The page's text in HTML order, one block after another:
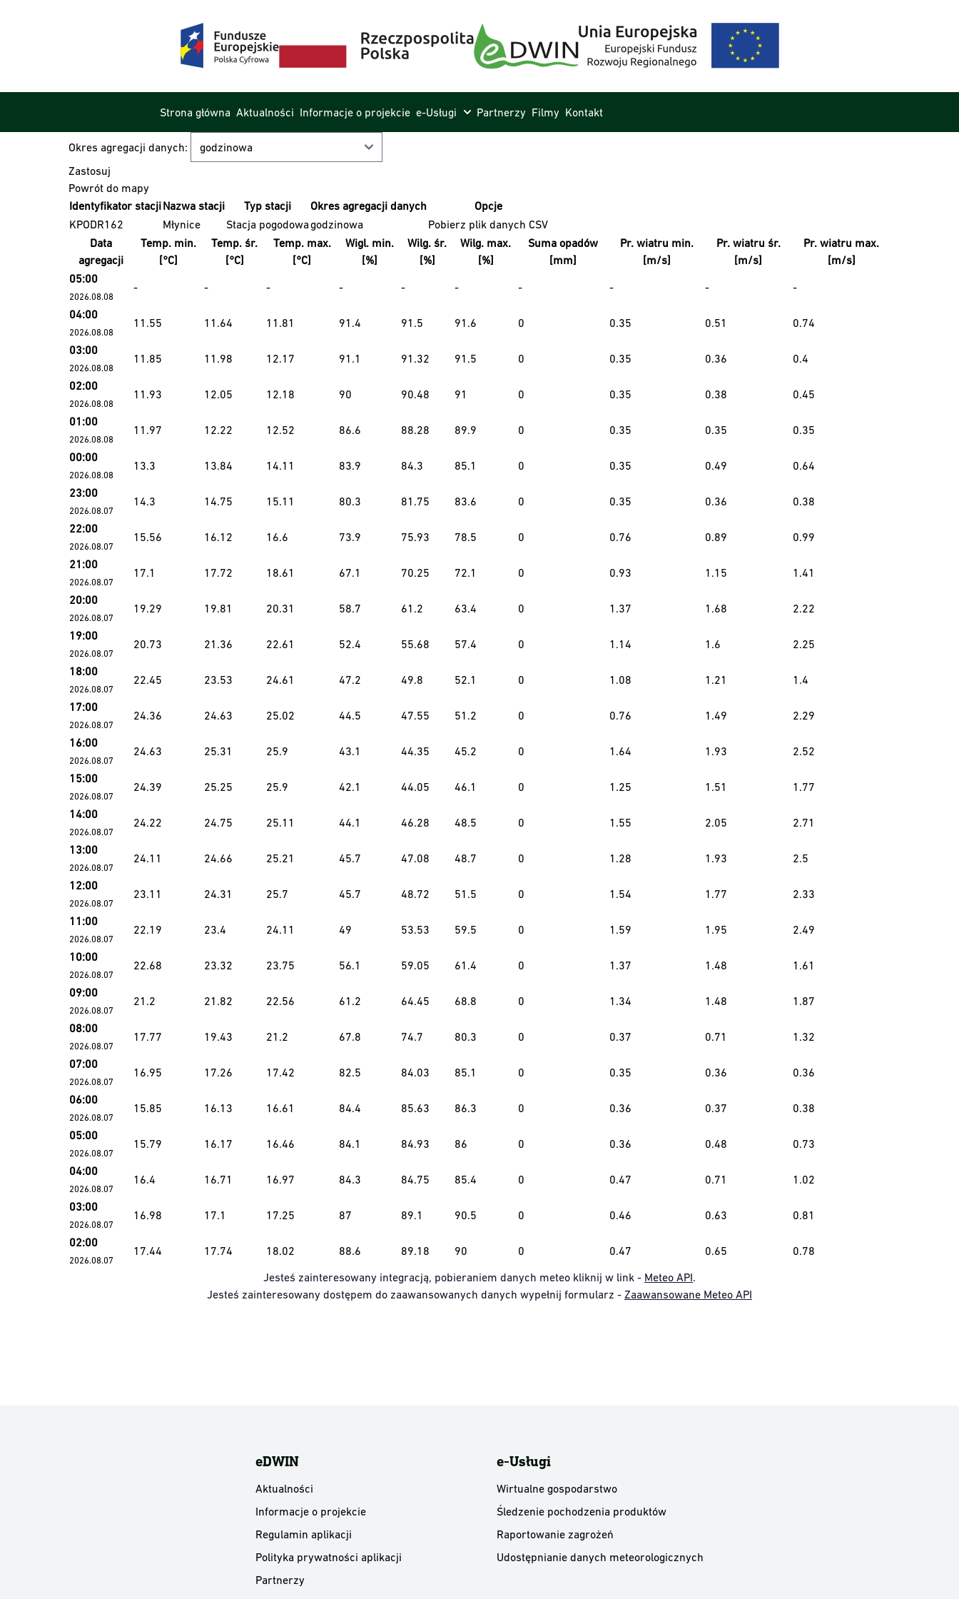
Strona główna Aktualności Informacje o projekcie e-Usługi Partnerzy Filmy Kontakt
Okres agregacji danych:
Powrót do mapy
Identyfikator stacjiNazwa stacji Typ stacji Okres agregacji danych
Opcje
KPODR162
Młynice Stacja pogodowagodzinowa
Pobierz plik danych CSV
Data
agregacji
Temp. min.
[°C]
Temp. śr.
[°C]
Temp. max.
[°C]
Wigl. min.
[%]
Wilg. śr.
[%]
Wilg. max.
[%]
Suma opadów
[mm]
Pr. wiatru min.
[m/s]
Pr. wiatru śr.
[m/s]
Pr. wiatru max.
[m/s]
05:00
2026.08.08
- - - - - - - - - -
04:00
2026.08.08
11.55 11.64 11.81 91.4 91.5 91.6 0 0.35 0.51 0.74
03:00
2026.08.08
11.85 11.98 12.17 91.1 91.32 91.5 0 0.35 0.36 0.4
02:00
2026.08.08
11.93 12.05 12.18 90 90.48 91 0 0.35 0.38 0.45
01:00
2026.08.08
11.97 12.22 12.52 86.6 88.28 89.9 0 0.35 0.35 0.35
00:00
2026.08.08
13.3 13.84 14.11 83.9 84.3 85.1 0 0.35 0.49 0.64
23:00
2026.08.07
14.3 14.75 15.11 80.3 81.75 83.6 0 0.35 0.36 0.38
22:00
2026.08.07
15.56 16.12 16.6 73.9 75.93 78.5 0 0.76 0.89 0.99
21:00
2026.08.07
17.1 17.72 18.61 67.1 70.25 72.1 0 0.93 1.15 1.41
20:00
2026.08.07
19.29 19.81 20.31 58.7 61.2 63.4 0 1.37 1.68 2.22
19:00
2026.08.07
20.73 21.36 22.61 52.4 55.68 57.4 0 1.14 1.6 2.25
18:00
2026.08.07
22.45 23.53 24.61 47.2 49.8 52.1 0 1.08 1.21 1.4
17:00
2026.08.07
24.36 24.63 25.02 44.5 47.55 51.2 0 0.76 1.49 2.29
16:00
2026.08.07
24.63 25.31 25.9 43.1 44.35 45.2 0 1.64 1.93 2.52
15:00
2026.08.07
24.39 25.25 25.9 42.1 44.05 46.1 0 1.25 1.51 1.77
14:00
2026.08.07
24.22 24.75 25.11 44.1 46.28 48.5 0 1.55 2.05 2.71
13:00
2026.08.07
24.11 24.66 25.21 45.7 47.08 48.7 0 1.28 1.93 2.5
12:00
2026.08.07
23.11 24.31 25.7 45.7 48.72 51.5 0 1.54 1.77 2.33
11:00
2026.08.07
22.19 23.4 24.11 49 53.53 59.5 0 1.59 1.95 2.49
10:00
2026.08.07
22.68 23.32 23.75 56.1 59.05 61.4 0 1.37 1.48 1.61
09:00
2026.08.07
21.2 21.82 22.56 61.2 64.45 68.8 0 1.34 1.48 1.87
08:00
2026.08.07
17.77 19.43 21.2 67.8 74.7 80.3 0 0.37 0.71 1.32
07:00
2026.08.07
16.95 17.26 17.42 82.5 84.03 85.1 0 0.35 0.36 0.36
06:00
2026.08.07
15.85 16.13 16.61 84.4 85.63 86.3 0 0.36 0.37 0.38
05:00
2026.08.07
15.79 16.17 16.46 84.1 84.93 86 0 0.36 0.48 0.73
04:00
2026.08.07
16.4 16.71 16.97 84.3 84.75 85.4 0 0.47 0.71 1.02
03:00
2026.08.07
16.98 17.1 17.25 87 89.1 90.5 0 0.46 0.63 0.81
02:00
2026.08.07
17.44 17.74 18.02 88.6 89.18 90 0 0.47 0.65 0.78
Jesteś zainteresowany integracją, pobieraniem danych meteo kliknij w link - Meteo API.
Jesteś zainteresowany dostępem do zaawansowanych danych wypełnij formularz - Zaawansowane Meteo API
eDWIN
Aktualności
Informacje o projekcie
Regulamin aplikacji
Polityka prywatności aplikacji
Partnerzy
e-Usługi
Wirtualne gospodarstwo
Śledzenie pochodzenia produktów
Raportowanie zagrożeń
Udostępnianie danych meteorologicznych